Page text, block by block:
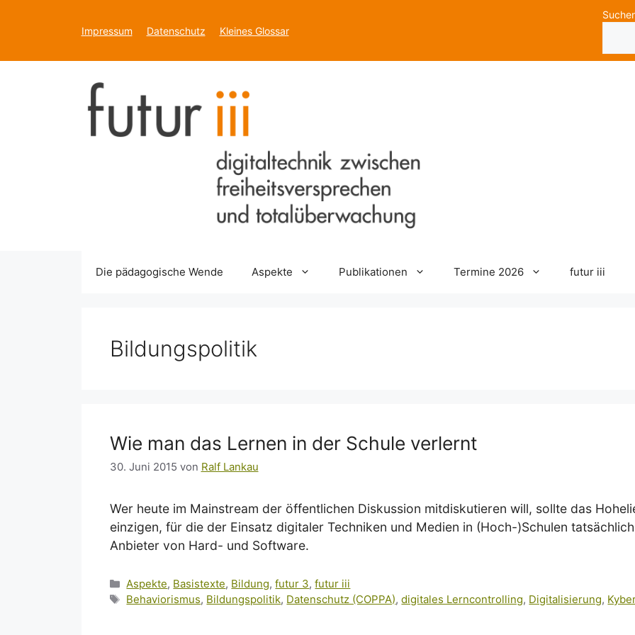
Impressum Datenschutz Kleines Glossar
Die pädagogische Wende Aspekte Publikationen Termine 2026 futur iii
Bildungspolitik
Wie man das Lernen in der Schule verlernt
30. Juni 2015 von Ralf Lankau
Wer heute im Mainstream der öffentlichen Diskussion mitdiskutieren will, sollte das
einzigen, für die der Einsatz digitaler Techniken und Medien in (Hoch-)Schulen
Anbieter von Hard- und Software.
Kategorien
Aspekte, Basistexte, Bildung,futur 3,futur iii
Schlagwörter
Behaviorismus, Bildungspolitik, Datenschutz (COPPA),digitales Lerncontrolling, Digitalisierung,